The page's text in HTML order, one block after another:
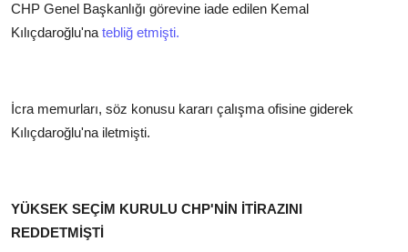
CHP Genel Başkanlığı görevine iade edilen Kemal
Kılıçdaroğlu'na tebliğ etmişti.
İcra memurları, söz konusu kararı çalışma ofisine giderek
Kılıçdaroğlu'na iletmişti.
YÜKSEK SEÇİM KURULU CHP'NİN İTİRAZINI
REDDETMİŞTİ